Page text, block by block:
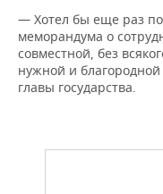
КИБЕРСПОРТ
ФИГУРНОЕ КАТАНИЕ
КУЛЬТУРА
МЕДИЦИНА
СПИСОК
— Хотел бы еще раз
меморандума о
совместной, без
нужной и
главы государства.